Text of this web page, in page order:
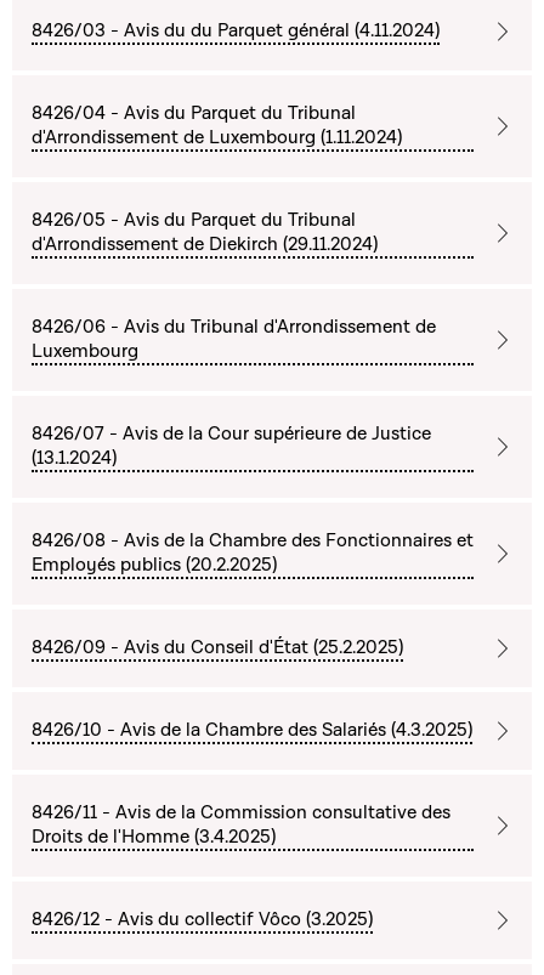
8426/03 - Avis du du Parquet général (4.11.2024)
8426/04 - Avis du Parquet du Tribunal
d'Arrondissement de Luxembourg (1.11.2024)
8426/05 - Avis du Parquet du Tribunal
d'Arrondissement de Diekirch (29.11.2024)
8426/06 - Avis du Tribunal d'Arrondissement de
Luxembourg
8426/07 - Avis de la Cour supérieure de Justice
(13.1.2024)
8426/08 - Avis de la Chambre des Fonctionnaires et
Employés publics (20.2.2025)
8426/09 - Avis du Conseil d'État (25.2.2025)
8426/10 - Avis de la Chambre des Salariés (4.3.2025)
8426/11 - Avis de la Commission consultative des
Droits de l'Homme (3.4.2025)
8426/12 - Avis du collectif Vôco (3.2025)